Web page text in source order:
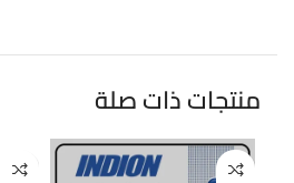
منتجات ذات صلة